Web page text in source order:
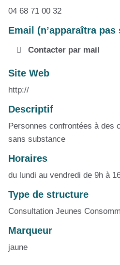
04 68 71 00 32
Email (n’apparaîtra pas
Contacter par mail
Site Web
http://
Descriptif
Personnes confrontées à des
sans substance
Horaires
du lundi au vendredi de 9h à
Type de structure
Consultation Jeunes
Marqueur
jaune